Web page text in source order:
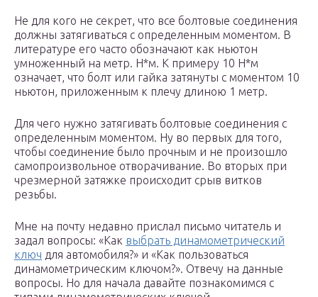
Не для кого не секрет, что все болтовые соединения
должны затягиваться с определенным моментом. В
литературе его часто обозначают как ньютон
умноженный на метр. Н*м. К примеру 10 Н*м
означает, что болт или гайка затянуты с моментом 10
ньютон, приложенным к плечу длиною 1 метр.
Для чего нужно затягивать болтовые соединения с
определенным моментом. Ну во первых для того,
чтобы соединение было прочным и не произошло
самопроизвольное отворачивание. Во вторых при
чрезмерной затяжке происходит срыв витков
резьбы.
Мне на почту недавно прислал письмо читатель и
задал вопросы: «Как выбрать динамометрический
ключ для автомобиля?» и «Как пользоваться
динамометрическим ключом?». Отвечу на данные
вопросы. Но для начала давайте познакомимся с